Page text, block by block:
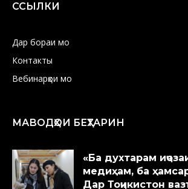
ССЫЛКИ
Дар бораи мо
Контакты
Вебинарҳои мо
МАВОДҲОИ БЕҲТАРИН
«Ба духтарам
медиҳам, ба
Дар Тоҷикистон